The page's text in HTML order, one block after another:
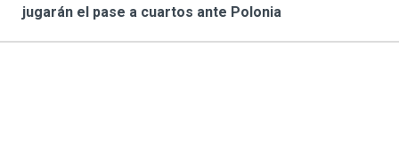
jugarán el pase a cuartos ante Polonia